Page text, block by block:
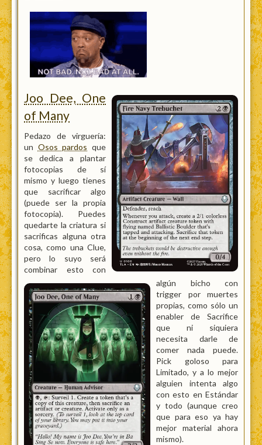
Joo Dee, One
of Many
Pedazo de virguería:
un Osos pardos que
se dedica a plantar
fotocopias de sí
mismo y luego tienes
que sacrificar algo
(puede ser la propia
fotocopia). Puedes
quedarte la criatura si
sacrificas alguna otra
cosa, como una Clue,
pero lo suyo será
combinar esto con
algún bicho con
trigger por muertes
propias, como sólo un
enabler de Sacrifice
que ni siquiera
necesita darle de
comer nada puede.
Pick goloso para
Limitado, y a lo mejor
alguien intenta algo
con esto en Estándar
y todo (aunque creo
que para eso ya hay
mejor material ahora
mismo).